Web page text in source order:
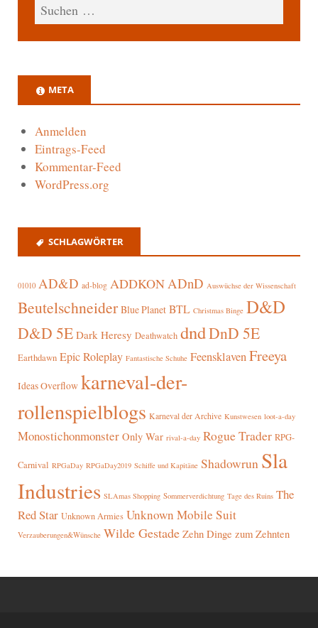
META
Anmelden
Eintrags-Feed
Kommentar-Feed
WordPress.org
SCHLAGWÖRTER
01010 AD&D ad-blog ADDKONADnD Auswüchse der Wissenschaft
Beutelschneider Blue Planet BTL Christmas Binge D&D
D&D 5E Dark Heresy Deathwatch dndDnD 5E
Earthdawn Epic Roleplay Fantastische Schuhe FeensklavenFreeya
Ideas Overflow karneval-der-
rollenspielblogs Karneval der Archive Kunstwesen loot-a-day
Monostichonmonster Only War rival-a-day Rogue Trader RPG-
Carnival RPGaDay RPGaDay2019 Schiffe und Kapitäne Shadowrun Sla
Industries SLAmas Shopping Sommerverdichtung Tage des Ruins The
Red Star Unknown Armies Unknown Mobile Suit
Verzauberungen&Wünsche Wilde Gestade Zehn Dinge zum Zehnten